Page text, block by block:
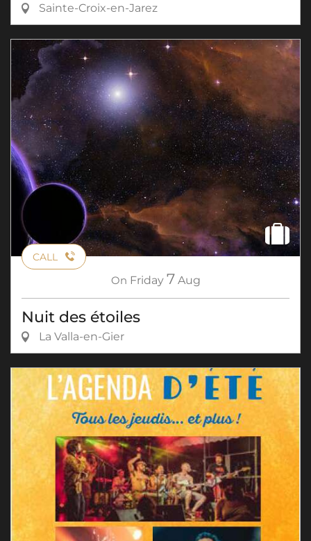
Sainte-Croix-en-Jarez
CALL
On Friday 7 Aug
Nuit des étoiles
La Valla-en-Gier